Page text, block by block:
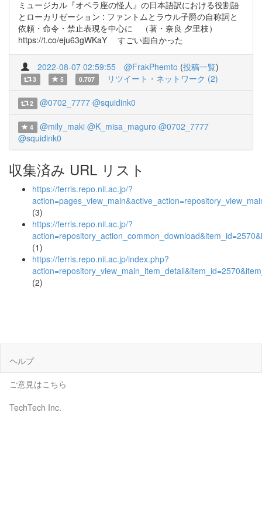
ミュージカル『オペラ座の怪人』の日本語訳における役割語
とローカリゼーション : ファントムとラウル子爵の自称詞と
依頼・命令・禁止表現を中心に （著・奈良 夕里枝）
https://t.co/eju63gWKaY すごい面白かった
2022-08-07 02:59:55 @FrakPhemto (投稿一覧)
3 5 0.707 リツイート・ネットワーク (2)
2 @0702_7777 @squidink0
4 @mily_maki @K_misa_maguro @0702_7777
@squidink0
収集済み URL リスト
https://ferris.repo.nii.ac.jp/?
(3)
https://ferris.repo.nii.ac.jp/?
(1)
https://ferris.repo.nii.ac.jp/index.php?
(2)
ヘルプ
ご意見はこちら
TechTech Inc.